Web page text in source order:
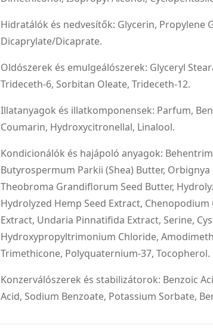
Hidratálók és nedvesítők: Glycerin, Propylene
Dicaprylate/Dicaprate.
Oldószerek és emulgeálószerek: Glyceryl
Trideceth-6, Sorbitan Oleate, Trideceth-12.
Illatanyagok és illatkomponensek: Parfum,
Coumarin, Hydroxycitronellal, Linalool.
Kondicionálók és hajápoló anyagok:
Butyrospermum Parkii (Shea) Butter, Orbignya
Theobroma Grandiflorum Seed Butter,
Hydrolyzed Hemp Seed Extract, Chenopodium
Extract, Undaria Pinnatifida Extract, Serine,
Hydroxypropyltrimonium Chloride,
Trimethicone, Polyquaternium-37, Tocopherol.
Konzerválószerek és stabilizátorok: Benzoic
Acid, Sodium Benzoate, Potassium Sorbate,